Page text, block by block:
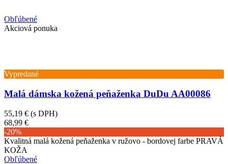
Obľúbené
Akciová ponuka
Vypredané
Malá dámska kožená peňaženka DuDu AA00086
55,19 € (s DPH)
68,99 €
-20%
Kvalitná malá kožená peňaženka v ružovo - bordovej farbe PRAVÁ
KOŽA
Obľúbené